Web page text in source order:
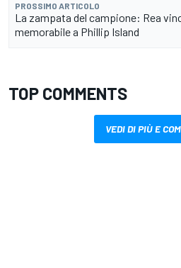
PROSSIMO ARTICOLO
La zampata del campione: Rea
memorabile a Phillip Island
TOP COMMENTS
VEDI DI PIÙ E